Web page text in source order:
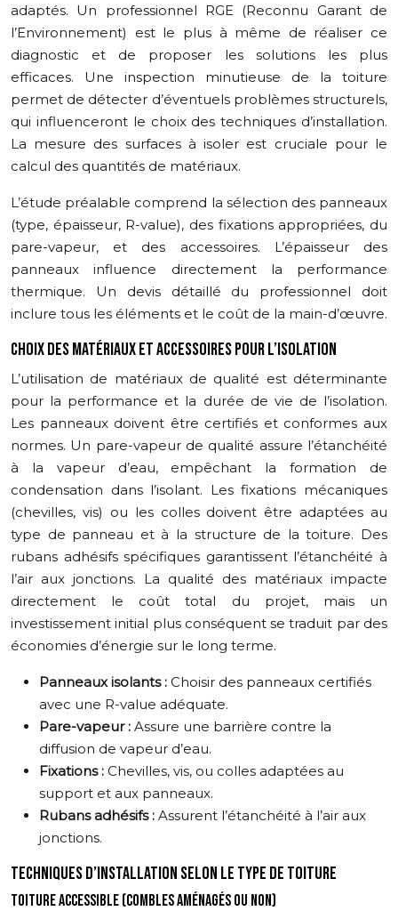
adaptés. Un professionnel RGE (Reconnu Garant de
l’Environnement) est le plus à même de réaliser ce
diagnostic et de proposer les solutions les plus
efficaces. Une inspection minutieuse de la toiture
permet de détecter d’éventuels problèmes structurels,
qui influenceront le choix des techniques d’installation.
La mesure des surfaces à isoler est cruciale pour le
calcul des quantités de matériaux.
L’étude préalable comprend la sélection des panneaux
(type, épaisseur, R-value), des fixations appropriées, du
pare-vapeur, et des accessoires. L’épaisseur des
panneaux influence directement la performance
thermique. Un devis détaillé du professionnel doit
inclure tous les éléments et le coût de la main-d’œuvre.
CHOIX DES MATÉRIAUX ET ACCESSOIRES POUR L’ISOLATION
L’utilisation de matériaux de qualité est déterminante
pour la performance et la durée de vie de l’isolation.
Les panneaux doivent être certifiés et conformes aux
normes. Un pare-vapeur de qualité assure l’étanchéité
à la vapeur d’eau, empêchant la formation de
condensation dans l’isolant. Les fixations mécaniques
(chevilles, vis) ou les colles doivent être adaptées au
type de panneau et à la structure de la toiture. Des
rubans adhésifs spécifiques garantissent l’étanchéité à
l’air aux jonctions. La qualité des matériaux impacte
directement le coût total du projet, mais un
investissement initial plus conséquent se traduit par des
économies d’énergie sur le long terme.
Panneaux isolants : Choisir des panneaux certifiés
avec une R-value adéquate.
Pare-vapeur : Assure une barrière contre la
diffusion de vapeur d’eau.
Fixations : Chevilles, vis, ou colles adaptées au
support et aux panneaux.
Rubans adhésifs : Assurent l’étanchéité à l’air aux
jonctions.
TECHNIQUES D’INSTALLATION SELON LE TYPE DE TOITURE
TOITURE ACCESSIBLE (COMBLES AMÉNAGÉS OU NON)